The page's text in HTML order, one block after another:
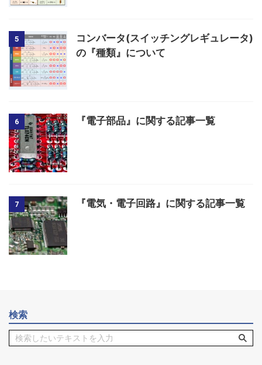
5
コンバータ(スイッチングレギュレータ)
の『種類』について
6 『電子部品』に関する記事一覧
7 『電気・電子回路』に関する記事一覧
検索